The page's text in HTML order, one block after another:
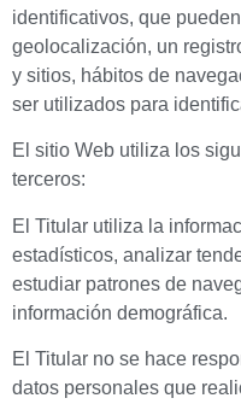
identificativos, que
geolocalización, un
y sitios, hábitos de
ser utilizados para
El sitio Web utiliza los
terceros:
El Titular utiliza la
estadísticos, analizar
estudiar patrones de
información demográfica.
El Titular no se hace
datos personales que